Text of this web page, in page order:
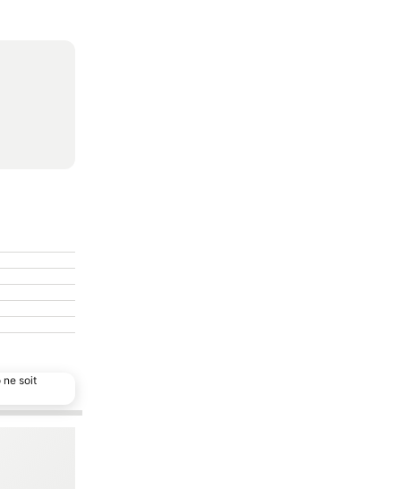
ne soit